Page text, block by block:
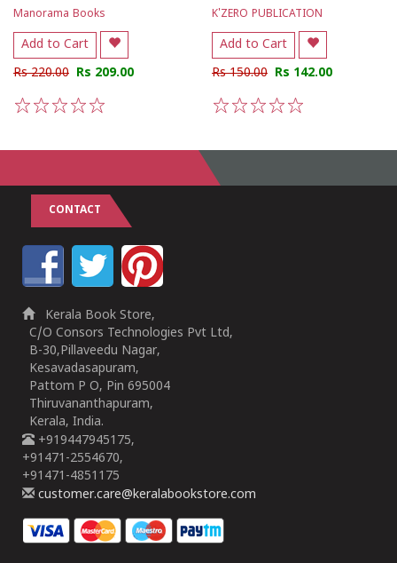
Manorama Books
Add to Cart
Rs 220.00 Rs 209.00
K'ZERO PUBLICATION
Add to Cart
Rs 150.00 Rs 142.00
CONTACT
Kerala Book Store,
C/O Consors Technologies Pvt Ltd,
B-30,Pillaveedu Nagar,
Kesavadasapuram,
Pattom P O, Pin 695004
Thiruvananthapuram,
Kerala, India.
+919447945175,
+91471-2554670,
+91471-4851175
customer.care@keralabookstore.com